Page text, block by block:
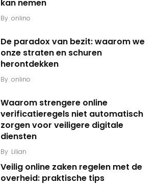
kan nemen
By onlino
De paradox van bezit: waarom we
onze straten en schuren
herontdekken
By onlino
Waarom strengere online
verificatieregels niet automatisch
zorgen voor veiligere digitale
diensten
By Lilian
Veilig online zaken regelen met de
overheid: praktische tips